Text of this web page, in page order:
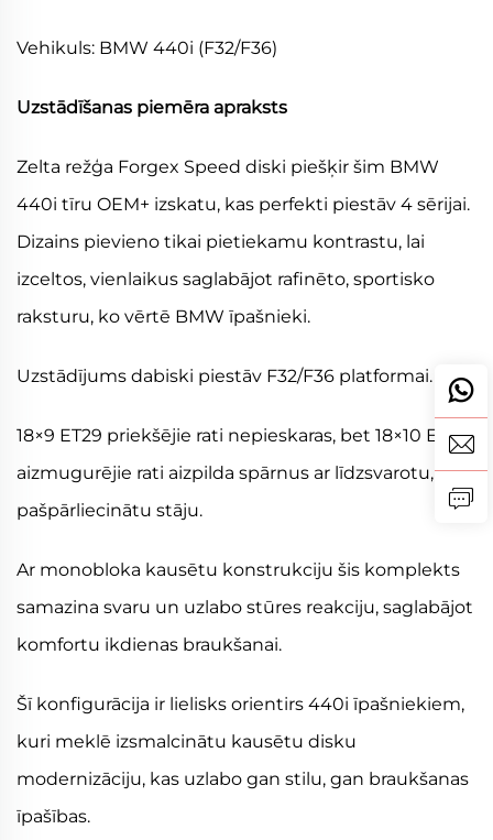
Vehikuls: BMW 440i (F32/F36)
Uzstādīšanas piemēra apraksts
Zelta režģa Forgex Speed diski piešķir šim BMW
440i tīru OEM+ izskatu, kas perfekti piestāv 4 sērijai.
Dizains pievieno tikai pietiekamu kontrastu, lai
izceltos, vienlaikus saglabājot rafinēto, sportisko
raksturu, ko vērtē BMW īpašnieki.
Uzstādījums dabiski piestāv F32/F36 platformai.
18×9 ET29 priekšējie rati nepieskaras, bet 18×10 ET40
aizmugurējie rati aizpilda spārnus ar līdzsvarotu,
pašpārliecinātu stāju.
Ar monobloka kausētu konstrukciju šis komplekts
samazina svaru un uzlabo stūres reakciju, saglabājot
komfortu ikdienas braukšanai.
Šī konfigurācija ir lielisks orientirs 440i īpašniekiem,
kuri meklē izsmalcinātu kausētu disku
modernizāciju, kas uzlabo gan stilu, gan braukšanas
īpašības.